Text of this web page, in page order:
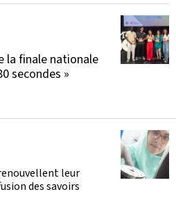
la finale nationale
secondes »
leur
des savoirs